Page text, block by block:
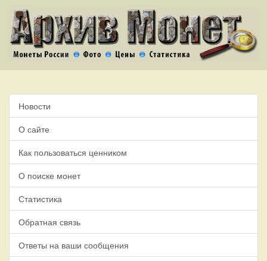
Новости
О сайте
Как пользоваться ценником
О поиске монет
Статистика
Обратная связь
Ответы на ваши сообщения